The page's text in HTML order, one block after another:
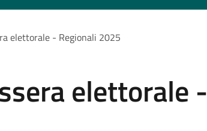
elettorale - Regionali 2025
elettorale -